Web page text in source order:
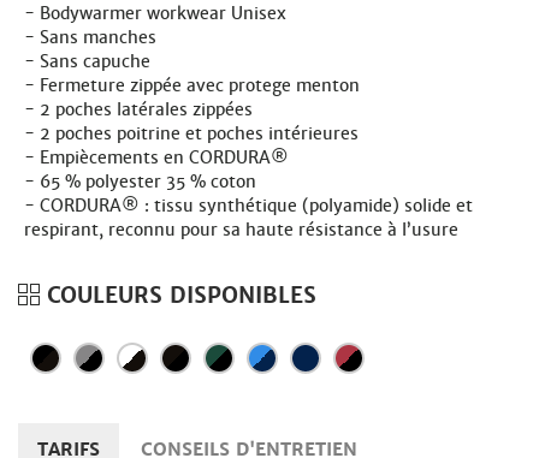
Bodywarmer workwear Unisex
Sans manches
Sans capuche
Fermeture zippée avec protege menton
2 poches latérales zippées
2 poches poitrine et poches intérieures
Empiècements en CORDURA®
65 % polyester 35 % coton
CORDURA® : tissu synthétique (polyamide) solide et
respirant, reconnu pour sa haute résistance à l’usure
COULEURS DISPONIBLES
TARIFS CONSEILS D'ENTRETIEN